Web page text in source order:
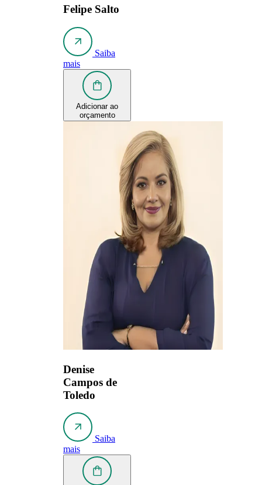
Felipe Salto
Saiba
mais
Adicionar ao
orçamento
Denise
Campos de
Toledo
Saiba
mais